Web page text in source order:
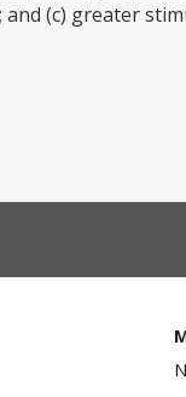
and (c) greater